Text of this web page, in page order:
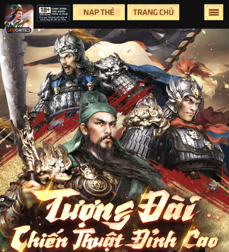
Lên Đầu Trang
Trang chủ
Tin tức
Sự Kiện
Group
Facebook
Youtube
Hỗ Trợ
Điều Khoản